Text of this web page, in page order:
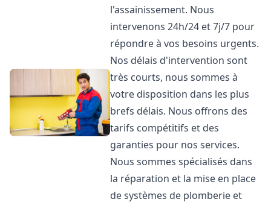
l'assainissement. Nous
intervenons 24h/24 et 7j/7 pour
répondre à vos besoins urgents.
Nos délais d'intervention sont
très courts, nous sommes à
votre disposition dans les plus
brefs délais. Nous offrons des
tarifs compétitifs et des
garanties pour nos services.
Nous sommes spécialisés dans
la réparation et la mise en place
de systèmes de plomberie et